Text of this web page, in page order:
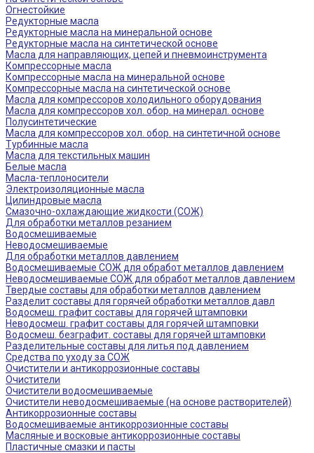
Огнестойкие
Редукторные масла
Редукторные масла на минеральной основе
Редукторные масла на синтетической основе
Масла для направляющих, цепей и пневмоинструмента
Компрессорные масла
Компрессорные масла на минеральной основе
Компрессорные масла на синтетической основе
Масла для компрессоров холодильного оборудования
Масла для компрессоров хол. обор. на минерал. основе
Полусинтетические
Масла для компрессоров хол. обор. на синтетичной основе
Турбинные масла
Масла для текстильных машин
Белые масла
Масла-теплоносители
Электроизоляционные масла
Цилиндровые масла
Смазочно-охлаждающие жидкости (СОЖ)
Для обработки металлов резанием
Водосмешиваемые
Неводосмешиваемые
Для обработки металлов давлением
Водосмешиваемые СОЖ для обработ металлов давлением
Неводосмешиваемые СОЖ для обработ металлов давлением
Твердые составы для обработки металлов давлением
Разделит составы для горячей обработки металлов давл
Водосмеш. графит составы для горячей штамповки
Неводосмеш. графит составы для горячей штамповки
Водосмеш. безграфит. составы для горячей штамповки
Разделительные составы для литья под давлением
Средства по уходу за СОЖ
Очистители и антикоррозионные составы
Очистители
Очистители водосмешиваемые
Очистители неводосмешиваемые (на основе растворителей)
Антикоррозионные составы
Водосмешиваемые антикоррозионные составы
Масляные и восковые антикоррозионные составы
Пластичные смазки и пасты